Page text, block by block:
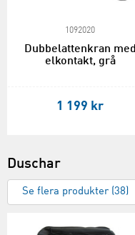
1092020
Dubbelattenkran med
elkontakt, grå
1 199 kr
Duschar
Se flera produkter (38)